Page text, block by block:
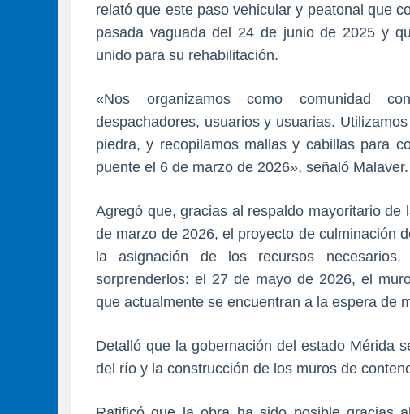
relató que este paso vehicular y peatonal que
pasada vaguada del 24 de junio de 2025 y
unido para su rehabilitación.
«Nos organizamos como comunidad
despachadores, usuarios y usuarias.
piedra, y recopilamos mallas y cabillas para
puente el 6 de marzo de 2026», señaló Malaver.
Agregó que, gracias al respaldo mayoritario
de marzo de 2026, el proyecto de culminación
la asignación de los recursos
sorprenderlos: el 27 de mayo de 2026, el
que actualmente se encuentran a la espera de
Detalló que la gobernación del estado Mérida
del río y la construcción de los muros de